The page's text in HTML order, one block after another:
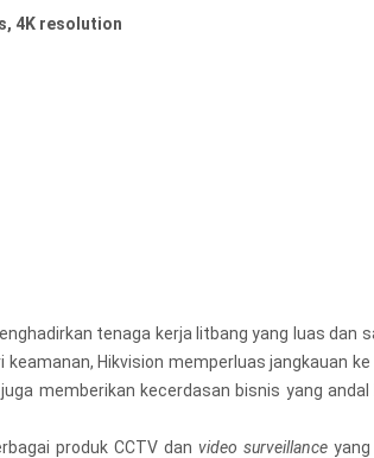
4K resolution
tenaga kerja litbang yang luas dan
Hikvision memperluas jangkauan
memberikan kecerdasan bisnis yang
produk CCTV dan video surveillanceyang